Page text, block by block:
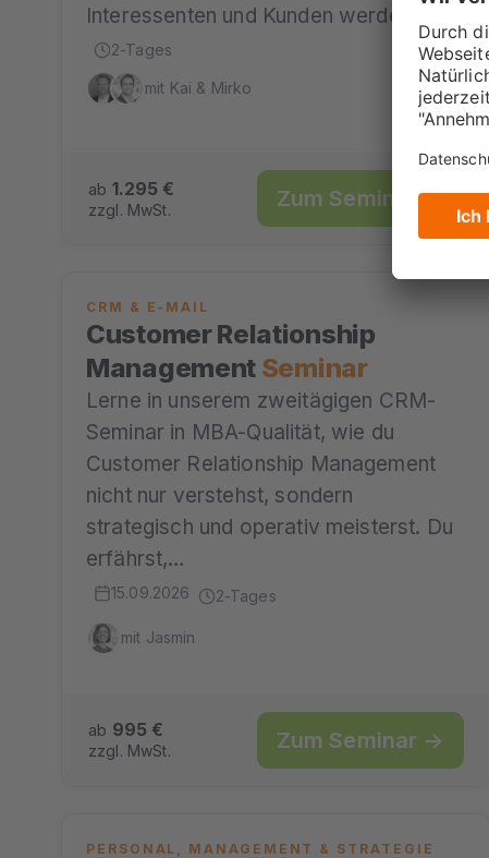
Interessenten und Kunden werden.…
2-Tages
mit Kai & Mirko
ab 1.295 €
zzgl. MwSt. Zum Seminar →
CRM & E-MAIL
Customer Relationship
Management Seminar
Lerne in unserem zweitägigen CRM-
Seminar in MBA-Qualität, wie du
Customer Relationship Management
nicht nur verstehst, sondern
strategisch und operativ meisterst. Du
erfährst,…
15.09.2026 2-Tages
mit Jasmin
ab 995 €
zzgl. MwSt. Zum Seminar →
PERSONAL, MANAGEMENT & STRATEGIE